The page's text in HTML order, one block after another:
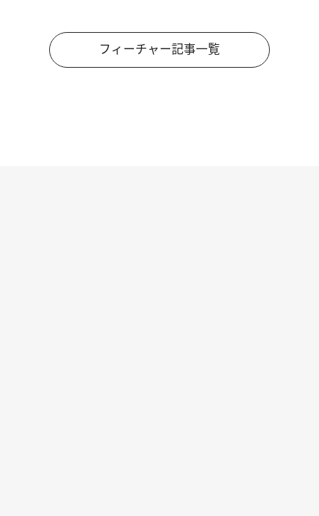
フィーチャー記事一覧